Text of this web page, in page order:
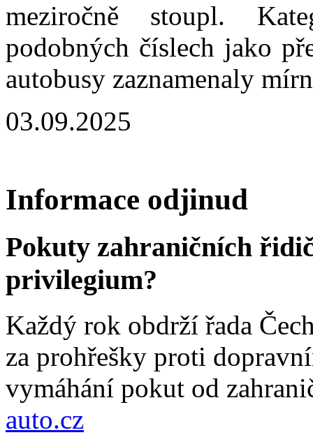
meziročně stoupl.
podobných číslech jako
autobusy zaznamenaly
03.09.2025
Informace odjinud
Pokuty zahraničních
privilegium?
Každý rok obdrží řada
za prohřešky proti
vymáhání pokut od
auto.cz